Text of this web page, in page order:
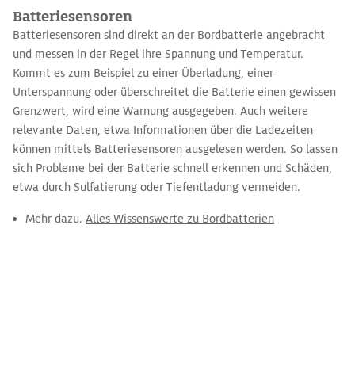
Batteriesensoren
Batteriesensoren sind direkt an der Bordbatterie angebracht
und messen in der Regel ihre Spannung und Temperatur.
Kommt es zum Beispiel zu einer Überladung, einer
Unterspannung oder überschreitet die Batterie einen gewissen
Grenzwert, wird eine Warnung ausgegeben. Auch weitere
relevante Daten, etwa Informationen über die Ladezeiten
können mittels Batteriesensoren ausgelesen werden. So lassen
sich Probleme bei der Batterie schnell erkennen und Schäden,
etwa durch Sulfatierung oder Tiefentladung vermeiden.
Mehr dazu. Alles Wissenswerte zu Bordbatterien